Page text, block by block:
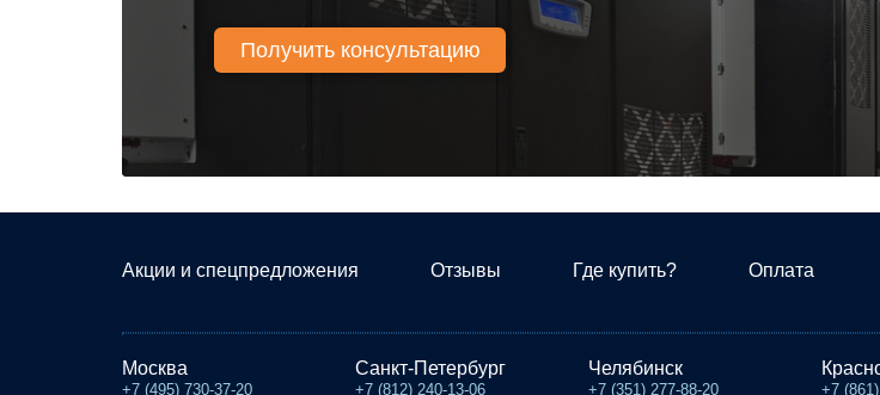
Акции и спецпредложения Отзывы Где купить? Оплата
Москва
+7 (495) 730-37-20
Санкт-Петербург
+7 (812) 240-13-06
Челябинск
+7 (351) 277-88-20
+7